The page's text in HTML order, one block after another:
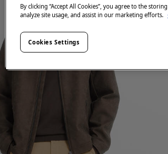
By clicking “Accept All Cookies”, you agree to the
analyze site usage, and assist in our marketing efforts.
Cookies Settings